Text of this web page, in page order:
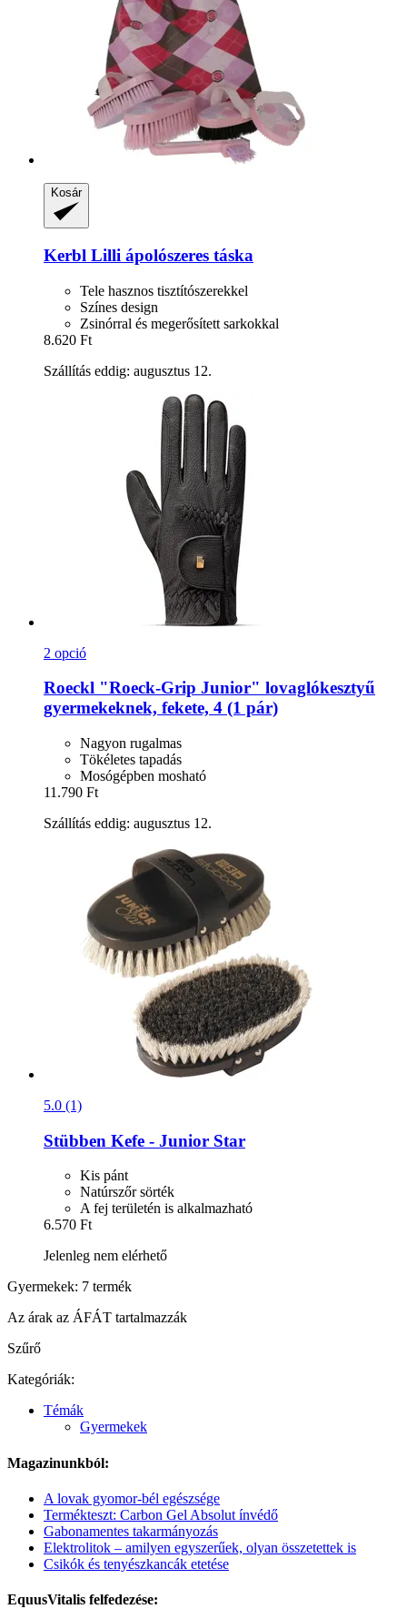
Kosár
Kerbl Lilli ápolószeres táska
Tele hasznos tisztítószerekkel
Színes design
Zsinórral és megerősített sarkokkal
8.620 Ft
Szállítás eddig: augusztus 12.
2 opció
Roeckl "Roeck-​Grip Junior" lovaglókesztyű
gyermekeknek, fekete, 4 (1 pár)
Nagyon rugalmas
Tökéletes tapadás
Mosógépben mosható
11.790 Ft
Szállítás eddig: augusztus 12.
5.0 (1)
Stübben Kefe -​ Junior Star
Kis pánt
Natúrszőr sörték
A fej területén is alkalmazható
6.570 Ft
Jelenleg nem elérhető
Gyermekek: 7 termék
Az árak az ÁFÁT tartalmazzák
Szűrő
Kategóriák:
Témák
Gyermekek
Magazinunkból:
A lovak gyomor-bél egészsége
Termékteszt: Carbon Gel Absolut ínvédő
Gabonamentes takarmányozás
Elektrolitok – amilyen egyszerűek, olyan összetettek is
Csikók és tenyészkancák etetése
EquusVitalis felfedezése: